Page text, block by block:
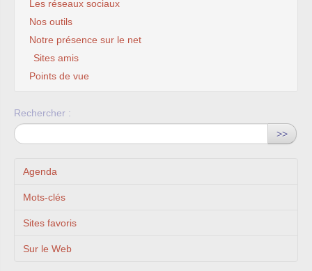
Les réseaux sociaux
Nos outils
Notre présence sur le net
Sites amis
Points de vue
Rechercher :
>>
Agenda
Mots-clés
Sites favoris
Sur le Web